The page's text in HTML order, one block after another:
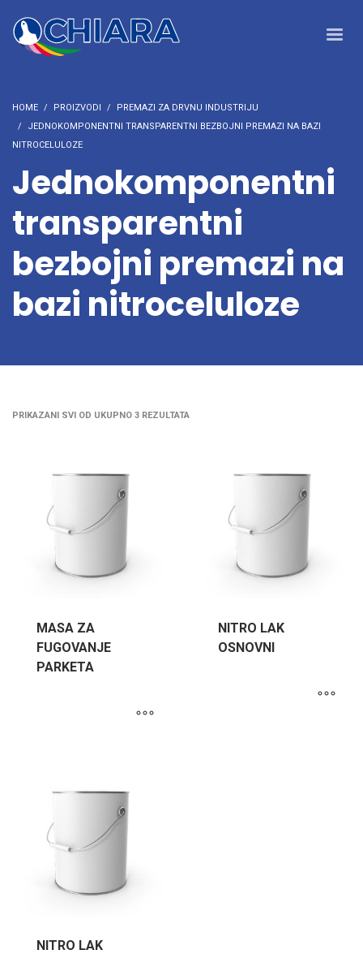
HOME PROIZVODI
PREMAZI ZA DRVNU INDUSTRIJU
JEDNOKOMPONENTNI TRANSPARENTNI BEZBOJNI PREMAZI NA BAZI
NITROCELULOZE
Jednokomponentni
transparentni
bezbojni premazi na
bazi nitroceluloze
PRIKAZANI SVI OD UKUPNO 3 REZULTATA
MASA ZA
FUGOVANJE
PARKETA
NITRO LAK
OSNOVNI
NITRO LAK